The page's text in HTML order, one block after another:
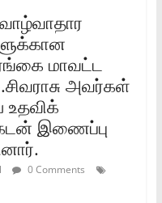
மாவட்ட
அவர்கள்‌
உதவிக்‌
கடன்‌ இணைப்பு
0 Comments